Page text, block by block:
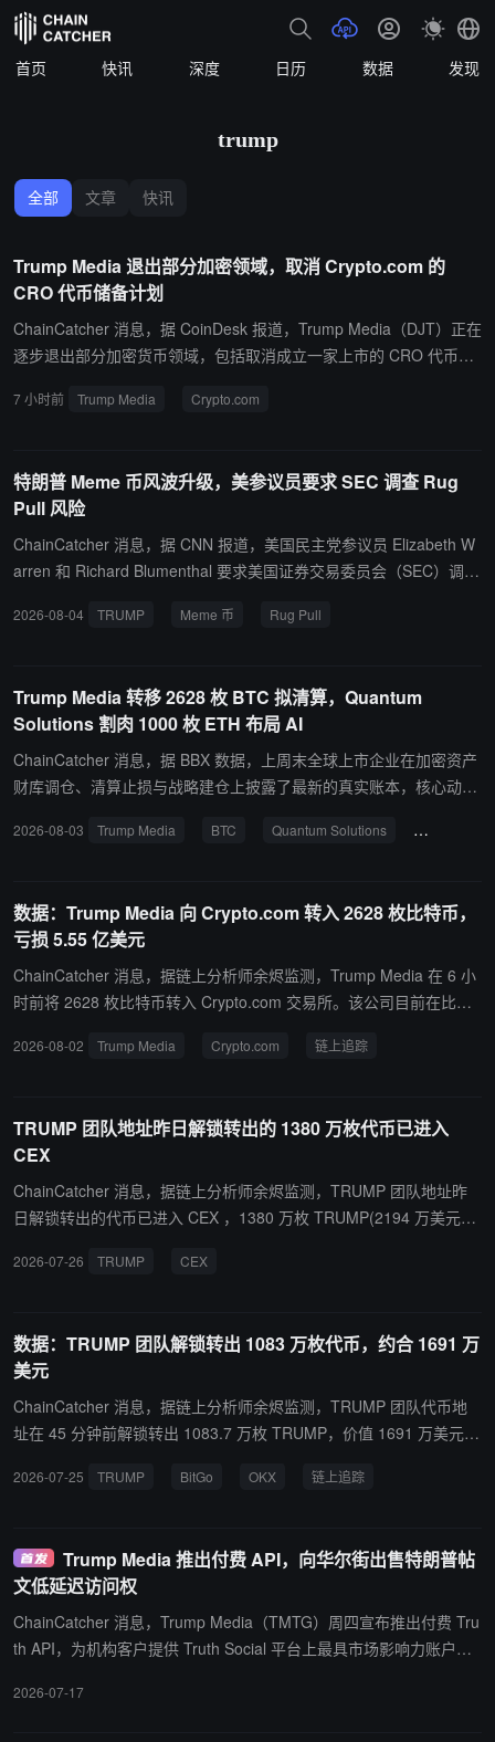
首页 快讯 深度 日历 数据 发现
trump
全部 文章 快讯
Trump Media 退出部分加密领域，取消 Crypto.com 的
CRO 代币储备计划
ChainCatcher 消息，据 CoinDesk 报道，Trump Media（DJT）正在
逐步退出部分加密货币领域，包括取消成立一家上市的 CRO 代币积
Trump Media、Crypto.com 和特殊目的收购公司 Yorkville Acquisitio
本旨在成立一家专注于积累 Cronos 原生代币并通过质押这些代币来
获取额外收益的上市公司。Trump Media 于 2025 年 9 月斥资 1.05
亿美元购入 CRO 代币，这是其与 Crypto.com 更广泛合作的一部
分，该合作计划将代币奖励整合到其产品中。消息公布后，CRO 价
rypto.com 原本将为 Yorkville America 旗下某些计划中的交易所交易
7 小时前 Trump Media Crypto.com
特朗普 Meme 币风波升级，美参议员要求 SEC 调查 Rug
Pull 风险
ChainCatcher 消息，据 CNN 报道，美国民主党参议员 Elizabeth W
arren 和 Richard Blumenthal 要求美国证券交易委员会（SEC）调查
获利。两人在致 SEC 主席 Paul Atkins 的信中表示，特朗普 Meme
几天推出个人 Meme 币 TRUMP。该代币上线后价格一度飙升，202
5 年 1 月 19 日市值达到约 90 亿美元峰值，但随后大幅下跌。目前
该代币市值已降至不足 4 亿美元，相较高点跌幅超过 95%。根据加
密数据平台 CoinMarketCap 数据，在高位买入的投资者目前面临约
月底，接近 100 万名投资者因该 Meme 币亏损，总损失规模约 38
事务。Elizabeth Warren 和 Richard Blumenthal 在信中重点关注该
项目是否类似加密行业中的 Rug Pull（跑路骗局）。他们认为，即使
不是传统意义上的突然撤资式跑路，也可能属于通过逐步撤出市场支
持导致投资者损失的“软跑路”，目前 SEC 方面尚未对此发表评论。
2026-08-04 TRUMP Meme 币 Rug Pull
Trump Media 转移 2628 枚 BTC 拟清算，Quantum
Solutions 割肉 1000 枚 ETH 布局 AI
ChainCatcher 消息，据 BBX 数据，上周末全球上市企业在加密资产
财库调仓、清算止损与战略建仓上披露了最新的真实账本，核心动态
dia (NASDAQ: $DJT) 于周六（8 月 1 日）将其持有的 2,628 枚 BTC
已累计卖出 7,281 枚 BTC（均价约 $74,860），实现亏损 3.18 亿美
元；目前仍持有 4,261 枚 BTC（浮亏 2.37 亿美元），总体累计亏损/
浮亏高到 5.55 亿美元。 Quantum Solutions 抛售 1,000 枚 ETH 资
助 AI 数据中心： 东证上市公司 Quantum Solutions (TYO: 2338) 于
万美元用于资助 AI 数据中心业务，预计确认约 10 万美元亏损。连同
6% 的初始持仓。 日本上市公司 Eole 购入 HYPE 打造加密银行： 日
本上市公司 Eole 披露其于 7 月 28 日买入 1,078.25 枚 HYPE（均价
57.15 美元，价值约 6.6 万美元）。公司计划在 8 月底前通过多次买
入将 HYPE 总投资增至 61.11 万美元，并将其作为「Neo Crypto Ba
2026-08-03 Trump Media BTC Quantum Solutions ETH
数据：Trump Media 向 Crypto.com 转入 2628 枚比特币，
亏损 5.55 亿美元
ChainCatcher 消息，据链上分析师余烬监测，Trump Media 在 6 小
时前将 2628 枚比特币转入 Crypto.com 交易所。该公司目前在比特
售公司股票和可转换债券筹集资金后买入 11542 枚比特币，金额为 1
3.18 亿美元。其目前仍持有 4261 枚比特币，价值 2.68 亿美元，未
实现亏损 2.37 亿美元。
2026-08-02 Trump Media Crypto.com 链上追踪
TRUMP 团队地址昨日解锁转出的 1380 万枚代币已进入
CEX
ChainCatcher 消息，据链上分析师余烬监测，TRUMP 团队地址昨
日解锁转出的代币已进入 CEX ，1380 万枚 TRUMP(2194 万美元）
2026-07-26 TRUMP CEX
数据：TRUMP 团队解锁转出 1083 万枚代币，约合 1691 万
美元
ChainCatcher 消息，据链上分析师余烬监测，TRUMP 团队代币地
址在 45 分钟前解锁转出 1083.7 万枚 TRUMP，价值 1691 万美元。
KX 等 CEX。
2026-07-25 TRUMP BitGo OKX 链上追踪
Trump Media 推出付费 API，向华尔街出售特朗普帖
文低延迟访问权
ChainCatcher 消息，Trump Media（TMTG）周四宣布推出付费 Tru
th API，为机构客户提供 Truth Social 平台上最具市场影响力账户
法交易公司，计划 8 月 1 日起向机构客户开放。 临时 CEO Kevin M
2026-07-17